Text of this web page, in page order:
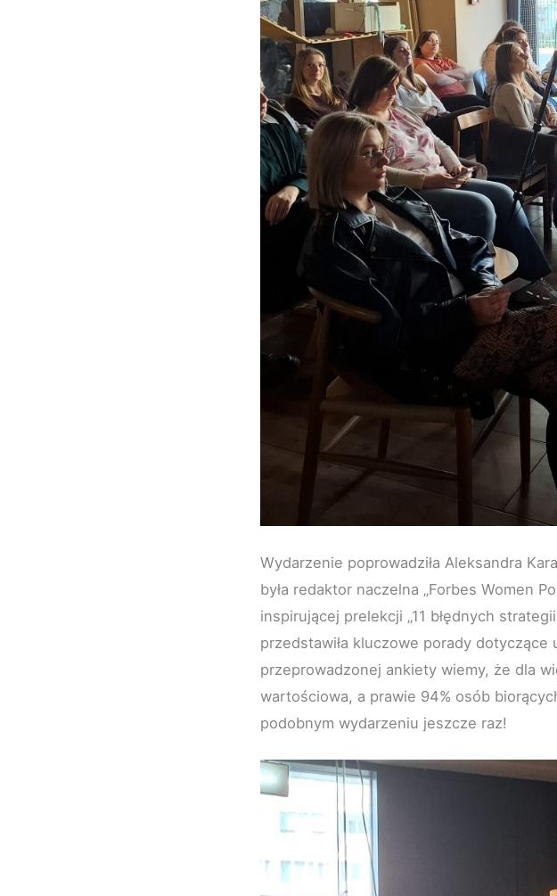
Wydarzenie poprowadziła Aleksandra
była redaktor naczelna „Forbes Women
inspirującej prelekcji „11 błędnych
przedstawiła kluczowe porady
przeprowadzonej ankiety wiemy, że dla
wartościowa, a prawie 94% osób
podobnym wydarzeniu jeszcze raz!